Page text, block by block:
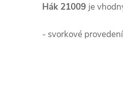
Hák 21009 je
- svorkové provedení